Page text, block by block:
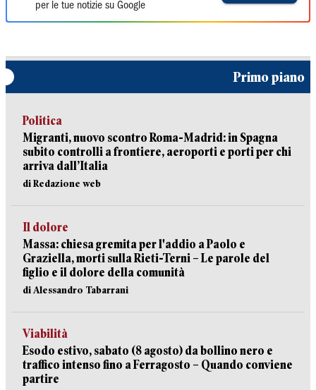
per le tue notizie su Google
Primo piano
Politica
Migranti, nuovo scontro Roma-Madrid: in Spagna
subito controlli a frontiere, aeroporti e porti per chi
arriva dall’Italia
di Redazione web
Il dolore
Massa: chiesa gremita per l'addio a Paolo e
Graziella, morti sulla Rieti-Terni – Le parole del
figlio e il dolore della comunità
di Alessandro Tabarrani
Viabilità
Esodo estivo, sabato (8 agosto) da bollino nero e
traffico intenso fino a Ferragosto – Quando conviene
partire